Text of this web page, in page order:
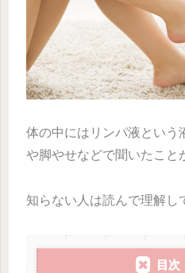
体の中にはリンパ液という
や脚やせなどで聞いたこと
知らない人は読んで理解し
目次